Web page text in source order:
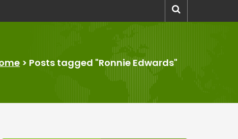
> Posts tagged "Ronnie Edwards"